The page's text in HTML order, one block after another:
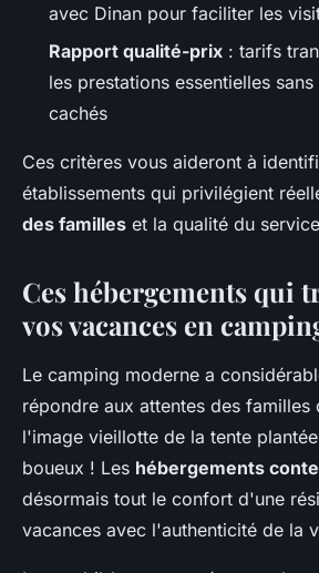
avec Dinan pour faciliter les
Rapport qualité-prix : tarifs
les prestations essentielles
cachés
Ces critères vous aideront à
établissements qui privilégient
des familles et la qualité du
Ces hébergements qui
vos vacances en
Le camping moderne a
répondre aux attentes des
l'image vieillotte de la tente
boueux ! Les hébergements
désormais tout le confort d'une
vacances avec l'authenticité de la